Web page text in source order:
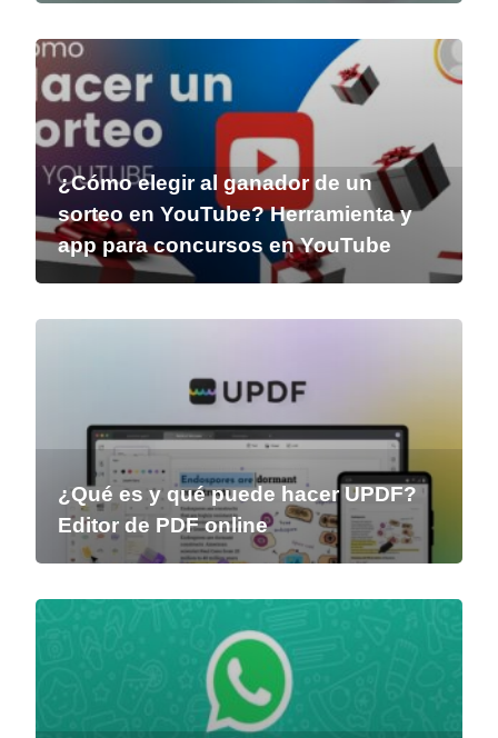
¿Cómo elegir al ganador de un
sorteo en YouTube? Herramienta y
app para concursos en YouTube
¿Qué es y qué puede hacer UPDF?
Editor de PDF online